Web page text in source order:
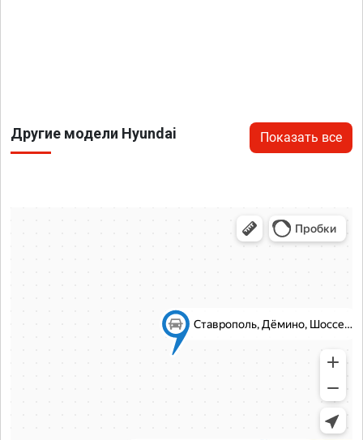
Другие модели Hyundai Показать все